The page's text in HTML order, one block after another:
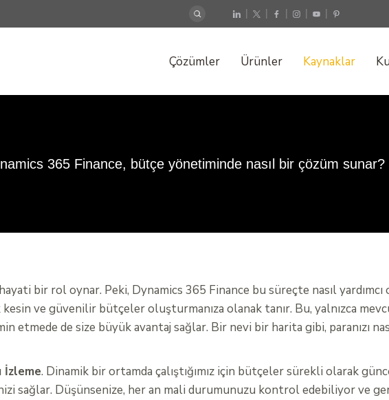
| | | | |
Çözümler Ürünler Kaynaklar
365 Finance, bütçe yönetiminde nasıl bir çözüm sunar?
bir rol oynar. Peki, Dynamics 365 Finance bu süreçte nasıl yardımcı
ve güvenilir bütçeler oluşturmanıza olanak tanır. Bu, yalnızca
de size büyük avantaj sağlar. Bir nevi bir harita gibi, paranızı
İzleme. Dinamik bir ortamda çalıştığımız için bütçeler sürekli olarak
sağlar. Düşünsenize, her an mali durumunuzu kontrol edebiliyor ve